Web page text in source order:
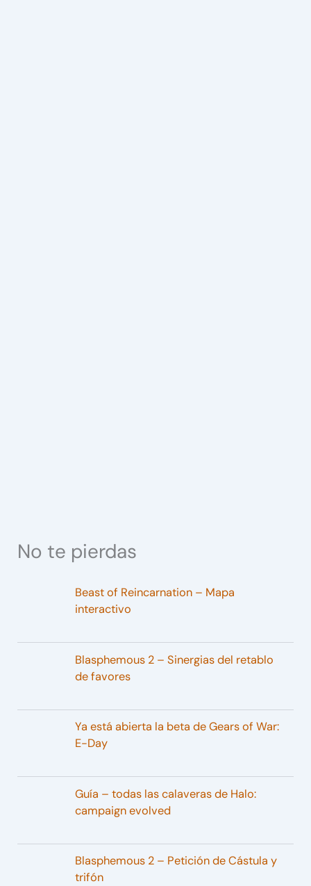
No te pierdas
Beast of Reincarnation – Mapa
interactivo
Blasphemous 2 – Sinergias del retablo
de favores
Ya está abierta la beta de Gears of War:
E-Day
Guía – todas las calaveras de Halo:
campaign evolved
Blasphemous 2 – Petición de Cástula y
trifón